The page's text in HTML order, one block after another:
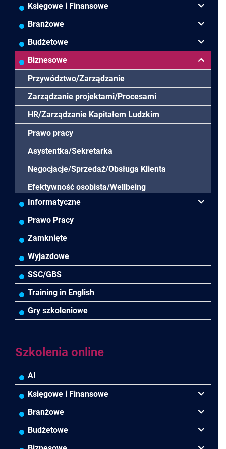
Księgowe i Finansowe
Podatki VAT/CIT/PIT
Rachunkowość
Finanse
Controlling
Rady Nadzorcze/Zarząd
Biura rachunkowe
Prawo-Kadry i płace
Branżowe
Banki
Budowlana/Deweloperska
HoReCa
TSL
Ubezpieczenia
Wodociągi/Kanalizacja
Pozostałe branże
Budżetowe
Rachunkowość budżetowa
Kadry i płace
Prawo
Podatki
Pozostałe
Biznesowe
Przywództwo/Zarządzanie
Zarządzanie projektami/Procesami
HR/Zarządzanie Kapitałem Ludzkim
Prawo pracy
Asystentka/Sekretarka
Negocjacje/Sprzedaż/Obsługa Klienta
Efektywność osobista/Wellbeing
Informatyczne
MS Excel/Makra/VBA
Power BI/Power Query/Dashboardy
MS 365/SharePoint/Bazy danych
MS Project/Word/PowerPoint
Bezpieczeństwo/AI GPT
Prawo Pracy
Zamknięte
Wyjazdowe
SSC/GBS
Training in English
Gry szkoleniowe
Szkolenia online
AI
Księgowe i Finansowe
Podatki
Rachunkowość
Branżowe
Banki
Budżetowe